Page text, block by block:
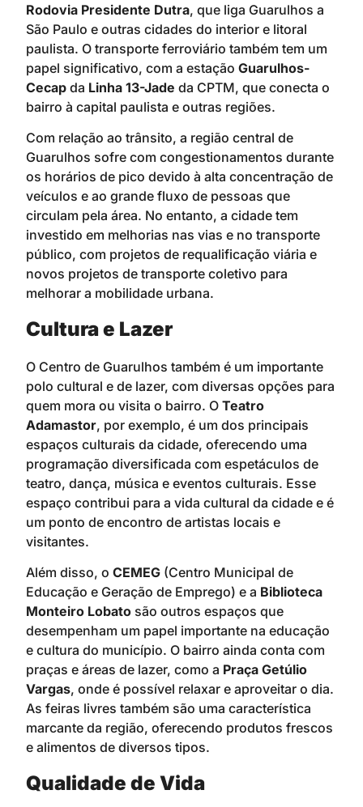
Rodovia Presidente Dutra, que liga Guarulhos a
São Paulo e outras cidades do interior e litoral
paulista. O transporte ferroviário também tem um
papel significativo, com a estação Guarulhos-
Cecap da Linha 13-Jade da CPTM, que conecta o
bairro à capital paulista e outras regiões.
Com relação ao trânsito, a região central de
Guarulhos sofre com congestionamentos durante
os horários de pico devido à alta concentração de
veículos e ao grande fluxo de pessoas que
circulam pela área. No entanto, a cidade tem
investido em melhorias nas vias e no transporte
público, com projetos de requalificação viária e
novos projetos de transporte coletivo para
melhorar a mobilidade urbana.
Cultura e Lazer
O Centro de Guarulhos também é um importante
polo cultural e de lazer, com diversas opções para
quem mora ou visita o bairro. O Teatro
Adamastor, por exemplo, é um dos principais
espaços culturais da cidade, oferecendo uma
programação diversificada com espetáculos de
teatro, dança, música e eventos culturais. Esse
espaço contribui para a vida cultural da cidade e é
um ponto de encontro de artistas locais e
visitantes.
Além disso, o CEMEG (Centro Municipal de
Educação e Geração de Emprego) e a Biblioteca
Monteiro Lobato são outros espaços que
desempenham um papel importante na educação
e cultura do município. O bairro ainda conta com
praças e áreas de lazer, como a Praça Getúlio
Vargas, onde é possível relaxar e aproveitar o dia.
As feiras livres também são uma característica
marcante da região, oferecendo produtos frescos
e alimentos de diversos tipos.
Qualidade de Vida